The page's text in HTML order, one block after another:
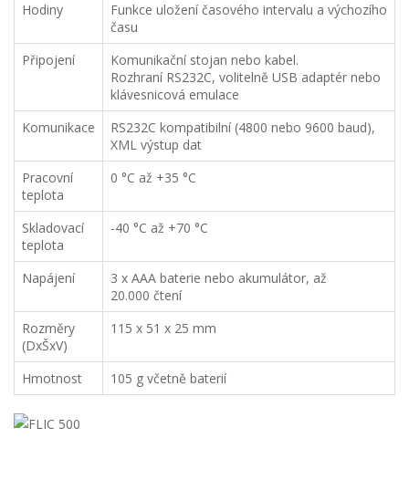
Hodiny
Funkce uložení časového intervalu a výchozího
času
Připojení
Komunikační stojan nebo kabel.
Rozhraní RS232C, volitelně USB adaptér nebo
klávesnicová emulace
Komunikace
RS232C kompatibilní (4800 nebo 9600 baud),
XML výstup dat
Pracovní
teplota
0 °C až +35 °C
Skladovací
teplota
-40 °C až +70 °C
Napájení
3 x AAA baterie nebo akumulátor, až
20.000 čtení
Rozměry
(DxŠxV)
115 x 51 x 25 mm
Hmotnost 105 g včetně baterií